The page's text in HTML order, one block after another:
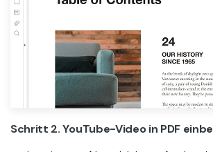
Schritt 2. YouTube-Video in PDF